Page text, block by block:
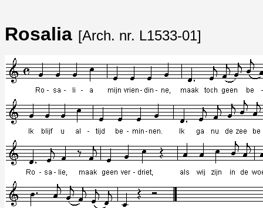
Rosalia [Arch. nr. L1533-01]